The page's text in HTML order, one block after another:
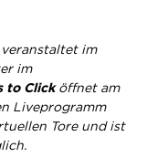
veranstaltet im
im
to Clicköffnet am
Liveprogramm
Tore und ist